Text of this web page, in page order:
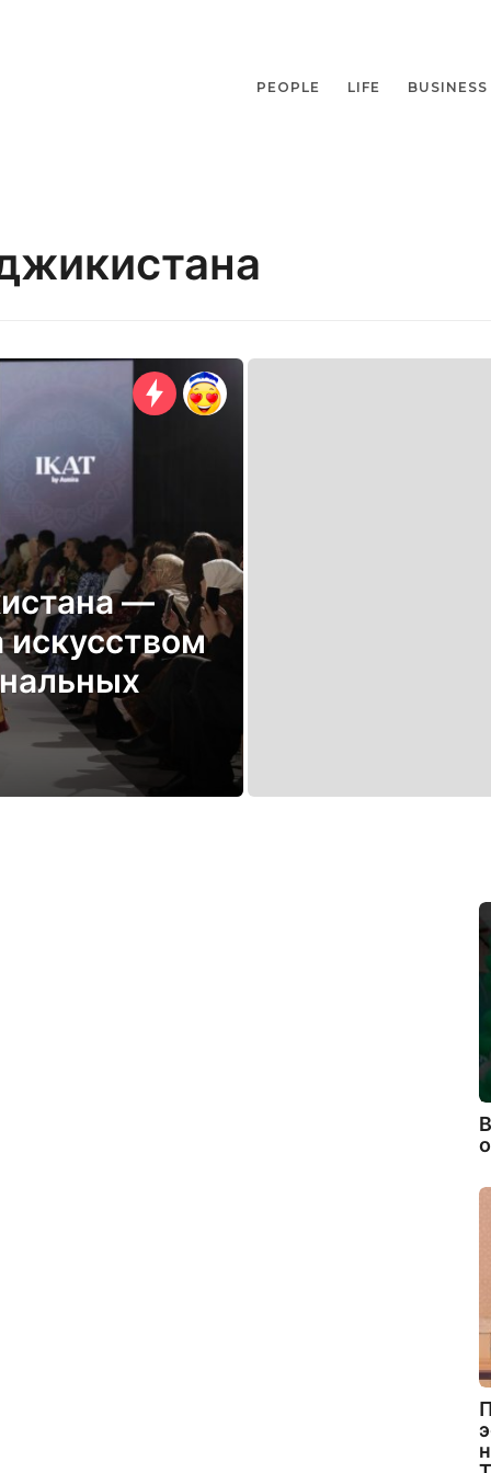
PEOPLE LIFE BUSINESS
—